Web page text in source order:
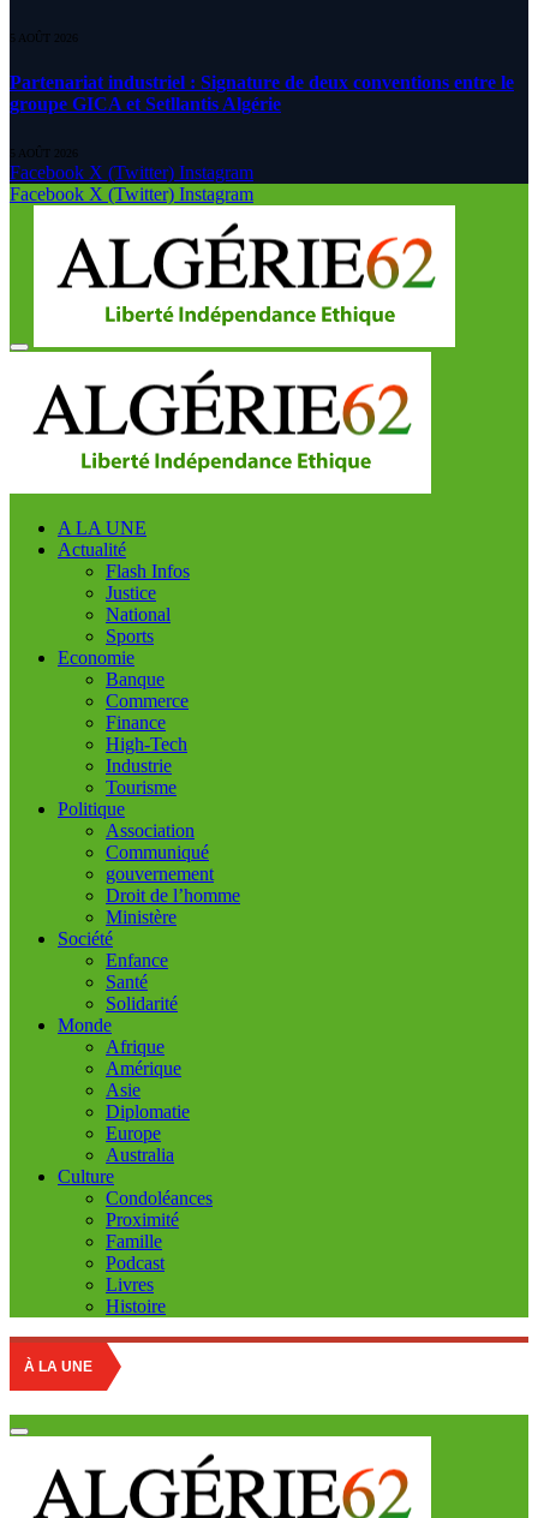
5 AOÛT 2026
Partenariat industriel : Signature de deux conventions entre le
groupe GICA et Setllantis Algérie
5 AOÛT 2026
Facebook X (Twitter) Instagram
Facebook X (Twitter) Instagram
A LA UNE
Actualité
Flash Infos
Justice
National
Sports
Economie
Banque
Commerce
Finance
High-Tech
Industrie
Tourisme
Politique
Association
Communiqué
gouvernement
Droit de l’homme
Ministère
Société
Enfance
Santé
Solidarité
Monde
Afrique
Amérique
Asie
Diplomatie
Europe
Australia
Culture
Condoléances
Proximité
Famille
Podcast
Livres
Histoire
À LA UNE